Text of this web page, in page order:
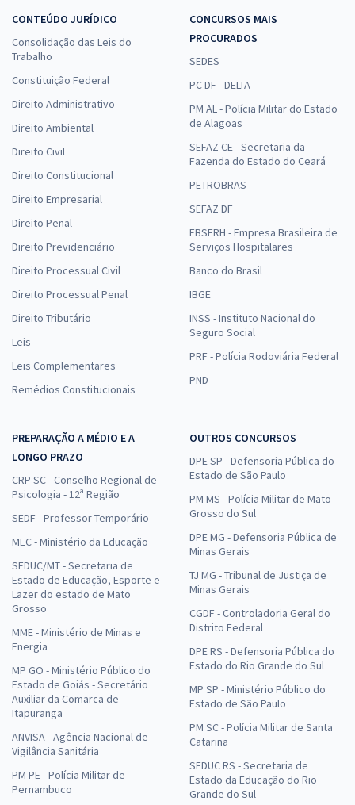
CONTEÚDO JURÍDICO
Consolidação das Leis do
Trabalho
Constituição Federal
Direito Administrativo
Direito Ambiental
Direito Civil
Direito Constitucional
Direito Empresarial
Direito Penal
Direito Previdenciário
Direito Processual Civil
Direito Processual Penal
Direito Tributário
Leis
Leis Complementares
Remédios Constitucionais
CONCURSOS MAIS
PROCURADOS
SEDES
PC DF - DELTA
PM AL - Polícia Militar do Estado
de Alagoas
SEFAZ CE - Secretaria da
Fazenda do Estado do Ceará
PETROBRAS
SEFAZ DF
EBSERH - Empresa Brasileira de
Serviços Hospitalares
Banco do Brasil
IBGE
INSS - Instituto Nacional do
Seguro Social
PRF - Polícia Rodoviária Federal
PND
PREPARAÇÃO A MÉDIO E A
LONGO PRAZO
CRP SC - Conselho Regional de
Psicologia - 12ª Região
SEDF - Professor Temporário
MEC - Ministério da Educação
SEDUC/MT - Secretaria de
Estado de Educação, Esporte e
Lazer do estado de Mato
Grosso
MME - Ministério de Minas e
Energia
MP GO - Ministério Público do
Estado de Goiás - Secretário
Auxiliar da Comarca de
Itapuranga
ANVISA - Agência Nacional de
Vigilância Sanitária
PM PE - Polícia Militar de
Pernambuco
OUTROS CONCURSOS
DPE SP - Defensoria Pública do
Estado de São Paulo
PM MS - Polícia Militar de Mato
Grosso do Sul
DPE MG - Defensoria Pública de
Minas Gerais
TJ MG - Tribunal de Justiça de
Minas Gerais
CGDF - Controladoria Geral do
Distrito Federal
DPE RS - Defensoria Pública do
Estado do Rio Grande do Sul
MP SP - Ministério Público do
Estado de São Paulo
PM SC - Polícia Militar de Santa
Catarina
SEDUC RS - Secretaria de
Estado da Educação do Rio
Grande do Sul